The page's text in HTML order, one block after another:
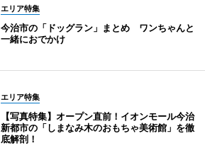
エリア特集
今治市の「ドッグラン」まとめ ワンちゃんと
一緒におでかけ
エリア特集
【写真特集】オープン直前！イオンモール今治
新都市の「しまなみ木のおもちゃ美術館」を徹
底解剖！